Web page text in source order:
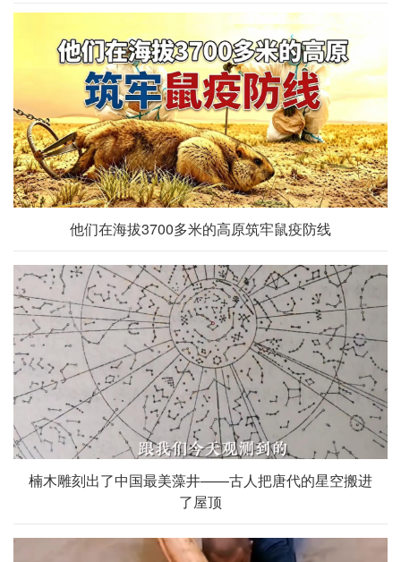
他们在海拔3700多米的高原筑牢鼠疫防线
楠木雕刻出了中国最美藻井——古人把唐代的星空搬进
了屋顶